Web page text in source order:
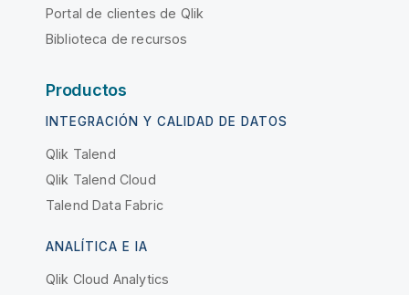
Portal de clientes de Qlik
Biblioteca de recursos
Productos
INTEGRACIÓN Y CALIDAD DE DATOS
Qlik Talend
Qlik Talend Cloud
Talend Data Fabric
ANALÍTICA E IA
Qlik Cloud Analytics